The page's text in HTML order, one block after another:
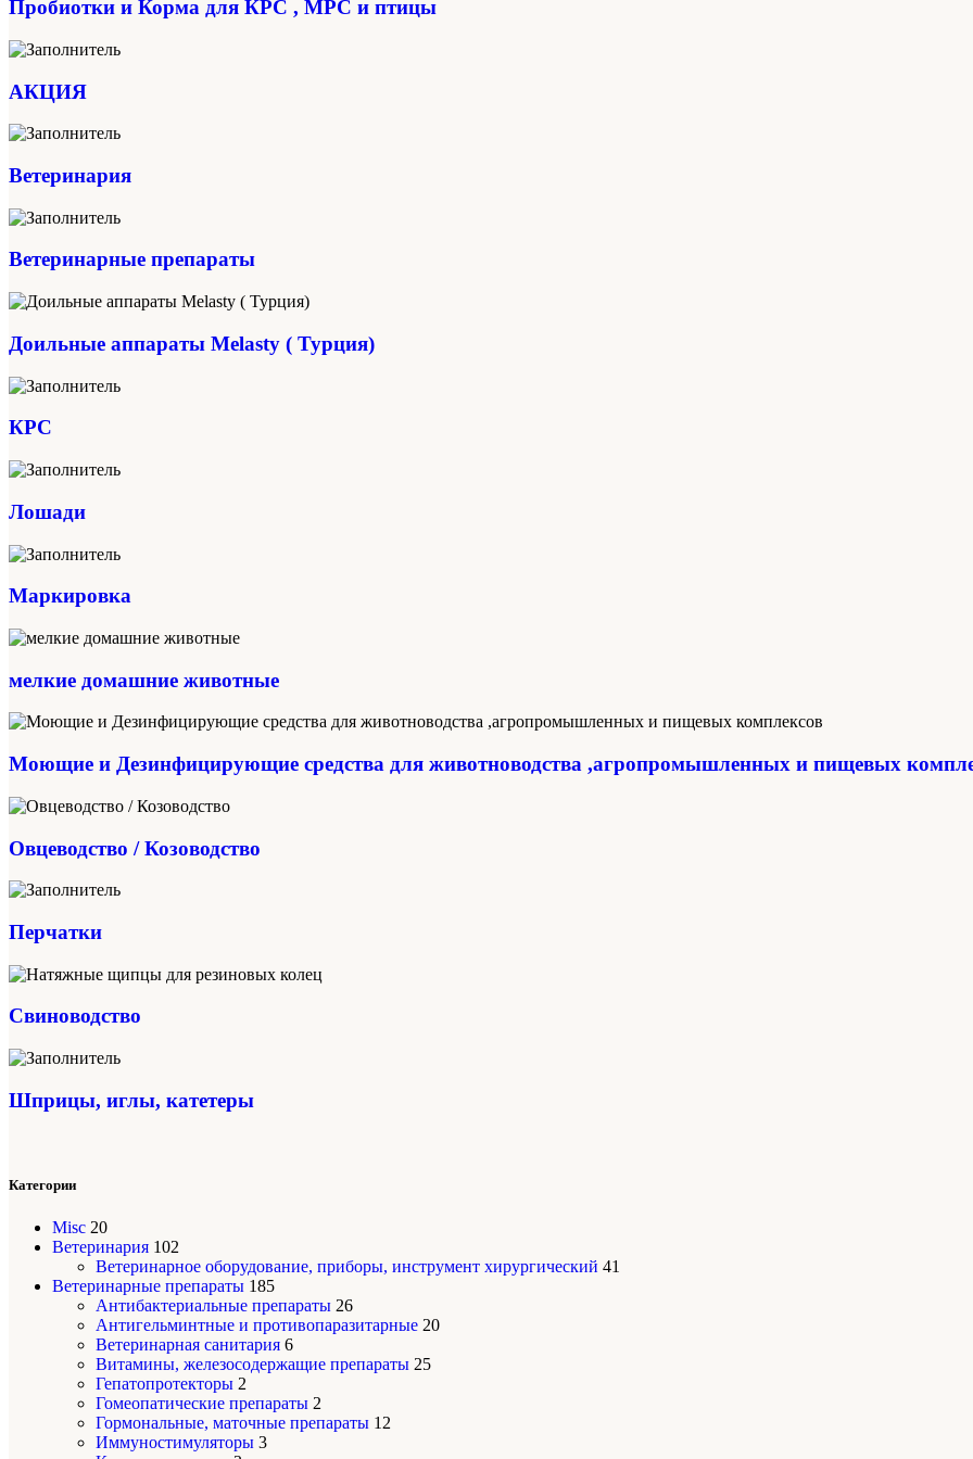
Пробиотки и Корма для КРС , МРС и птицы
АКЦИЯ
Ветеринария
Ветеринарные препараты
Доильные аппараты Melasty ( Турция)
КРС
Лошади
Маркировка
мелкие домашние животные
Моющие и Дезинфицирующие средства для животноводства ,агропромышленных и пищевых
Овцеводство / Козоводство
Перчатки
Свиноводство
Шприцы, иглы, катетеры
Категории
Misc 20
Ветеринария 102
Ветеринарное оборудование, приборы, инструмент хирургический 41
Ветеринарные препараты 185
Антибактериальные препараты 26
Антигельминтные и противопаразитарные 20
Ветеринарная санитария 6
Витамины, железосодержащие препараты 25
Гепатопротекторы 2
Гомеопатические препараты 2
Гормональные, маточные препараты 12
Иммуностимуляторы 3